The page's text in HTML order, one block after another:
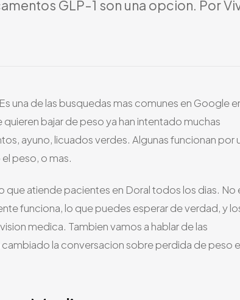
GLP-1 son una opcion. Por
una de las busquedas mas comunes en Google
quieren bajar de peso ya han intentado muchas
ayuno, licuados verdes. Algunas funcionan por
peso, o mas.
atiende pacientes en Doral todos los dias. No
funciona, lo que puedes esperar de verdad, y
medica. Tambien vamos a hablar de las
la conversacion sobre perdida de peso